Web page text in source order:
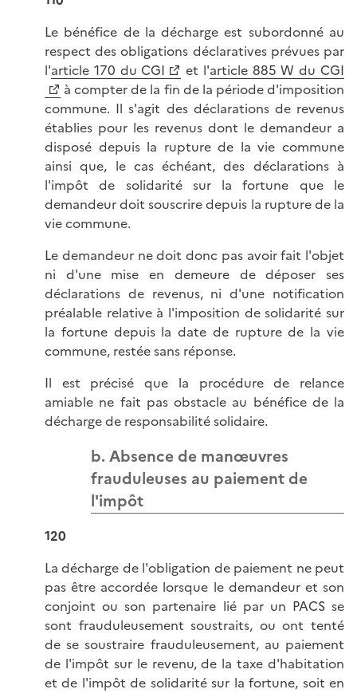
Le bénéfice de la décharge est subordonné au
respect des obligations déclaratives prévues par
l'article 170 du CGI et l'article 885 W du CGI
à compter de la fin de la période d'imposition
commune. Il s'agit des déclarations de revenus
établies pour les revenus dont le demandeur a
disposé depuis la rupture de la vie commune
ainsi que, le cas échéant, des déclarations à
l'impôt de solidarité sur la fortune que le
demandeur doit souscrire depuis la rupture de la
vie commune.
Le demandeur ne doit donc pas avoir fait l'objet
ni d'une mise en demeure de déposer ses
déclarations de revenus, ni d'une notification
préalable relative à l'imposition de solidarité sur
la fortune depuis la date de rupture de la vie
commune, restée sans réponse.
Il est précisé que la procédure de relance
amiable ne fait pas obstacle au bénéfice de la
décharge de responsabilité solidaire.
b. Absence de manœuvres
frauduleuses au paiement de
l'impôt
120
La décharge de l'obligation de paiement ne peut
pas être accordée lorsque le demandeur et son
conjoint ou son partenaire lié par un PACS se
sont frauduleusement soustraits, ou ont tenté
de se soustraire frauduleusement, au paiement
de l'impôt sur le revenu, de la taxe d'habitation
et de l'impôt de solidarité sur la fortune, soit en